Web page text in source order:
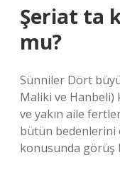
Şeriat ta
mu?
Sünniler Dört
Maliki ve Hanbeli)
ve yakın aile
bütün
konusunda görüş